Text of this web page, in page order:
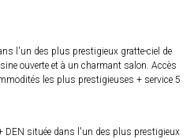
l'un des plus prestigieux gratte-ciel de
ouverte et à un charmant salon. Accès
les plus prestigieuses + service 5
DEN située dans l'un des plus prestigieux